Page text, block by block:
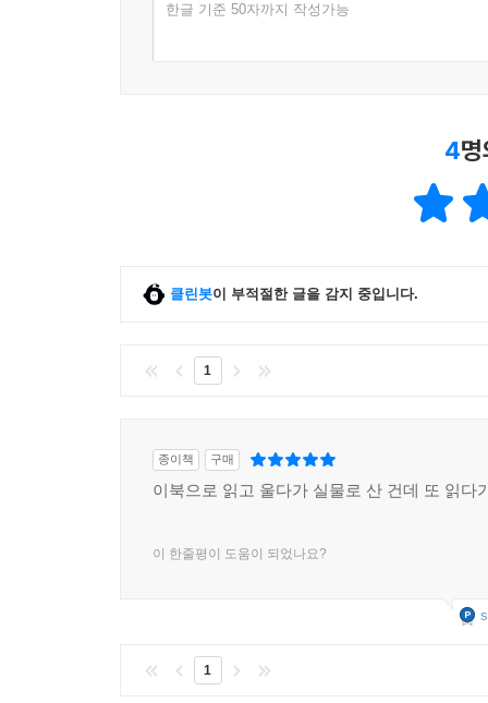
한글 기준 50자까지 작성가능
4
클린봇이 부적절한 글을 감지 중입니다.
1
종이책 구매
이북으로 읽고 울다가 실물로 산 건데 또 읽다
이 한줄평이 도움이 되었나요?
1